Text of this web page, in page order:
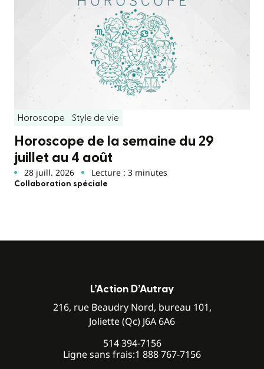
Horoscope Style de vie
Horoscope de la semaine du 29
juillet au 4 août
28 juill. 2026 Lecture : 3 minutes
Collaboration spéciale
L’Action D’Autray
216, rue Beaudry Nord, bureau 101,
Joliette (Qc) J6A 6A6
514 394-7156
Ligne sans frais:1 888 767-7156